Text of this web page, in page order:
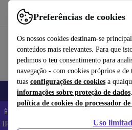
Preferências de cookies
Os nossos cookies destinam-se
conteúdos mais relevantes. Para que
pedimos o teu consentimento para
navegação - com cookies próprios e de
tuas configurações de cookies a
informações sobre proteção de dados
política de cookies do processador de
Uso
Use o refurbed de forma rápida e fácil
Telemóveis Computadores Portáteis
📱 Poupa 5% EXTRA em todos os
IPHONEDEAL –